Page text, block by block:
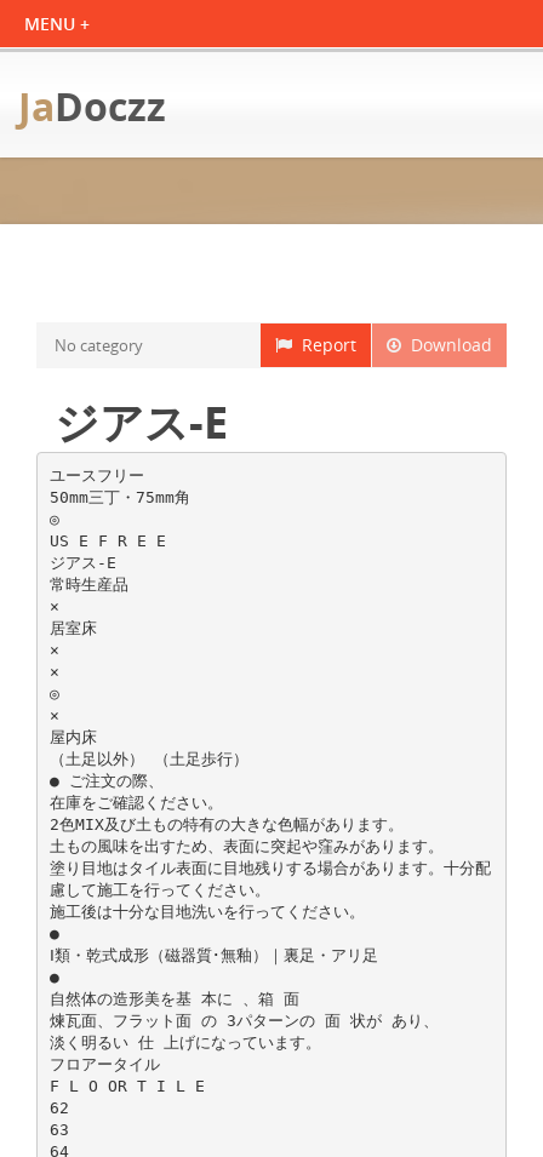
JaDoczz
Download
Report
No category
ジアス-E
ユースフリー
50mm三丁・75mm角
◎
US E F R E E
ジアス-E
常時生産品
×
居室床
×
×
◎
×
屋内床
（土足以外） （土足歩行）
● ご注文の際、
在庫をご確認ください。
2色MIX及び土もの特有の大きな色幅があります。
土もの風味を出すため、表面に突起や窪みがあります。
塗り目地はタイル表面に目地残りする場合があります。十分配
慮して施工を行ってください。
施工後は十分な目地洗いを行ってください。
●
Ⅰ類・乾式成形（磁器質･無釉）｜裏足・アリ足
●
自然体の造形美を基 本に 、箱 面
煉瓦面、フラット面 の 3パターンの 面 状が あり、
淡く明るい 仕 上げになっています。
フロアータイル
F L O OR T I L E
62
63
64